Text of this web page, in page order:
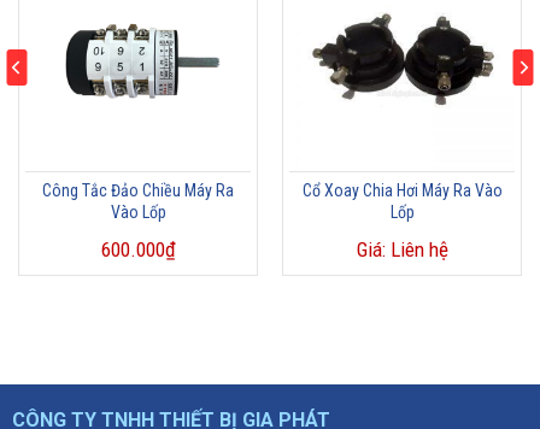
Công Tắc Đảo Chiều Máy Ra
Vào Lốp
600.000₫
Cổ Xoay Chia Hơi Máy Ra Vào
Lốp
Giá: Liên hệ
CÔNG TY TNHH THIẾT BỊ GIA PHÁT